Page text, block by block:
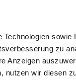
zu
Anzeigen
nutzen wir diesen